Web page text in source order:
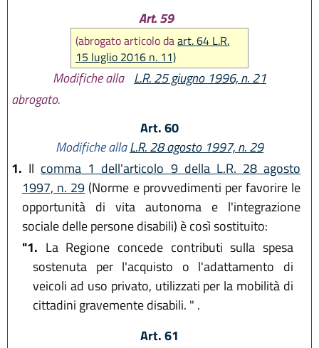
Art. 59
(abrogato articolo daart. 64 L.R.
15 luglio 2016 n. 11)
Modifiche alla L.R. 25 giugno 1996, n. 21
abrogato.
Art. 60
Modifiche allaL.R. 28 agosto 1997, n. 29
1. Il comma 1 dell'articolo 9 della L.R. 28 agosto
1997, n. 29 (Norme e provvedimenti per favorire le
opportunità di vita autonoma e l'integrazione
sociale delle persone disabili) è così sostituito:
"1. La Regione concede contributi sulla spesa
sostenuta per l'acquisto o l'adattamento di
veicoli ad uso privato, utilizzati per la mobilità di
cittadini gravemente disabili. " .
Art. 61